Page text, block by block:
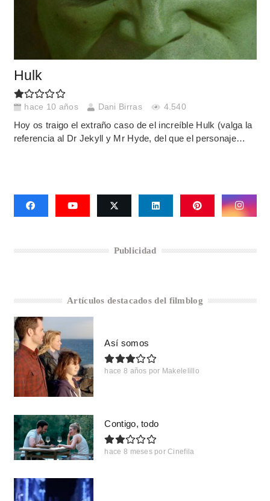
Hulk
hace 10 años Dani Birras 4.540
Hoy os traigo el extraño caso de el increíble Hulk (valga la
referencia al Dr Jekyll y Mr Hyde, del que el personaje…
Publicidad
Artículos destacados del filmblog
Así somos
hace 8 años por Makelelillo
Contigo, todo
hace 8 meses por Cinefila